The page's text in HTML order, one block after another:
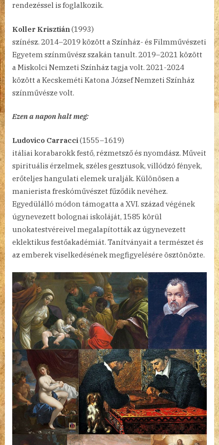
rendezéssel is foglalkozik.
Koller Krisztián (1993)
színész. 2014–2019 között a Színház- és Filmművészeti
Egyetem színművész szakán tanult. 2019–2021 között
a Miskolci Nemzeti Színház tagja volt. 2021-2024
között a Kecskeméti Katona József Nemzeti Színház
színművésze volt.
Ezen a napon halt meg:
Ludovico Carracci (1555–1619)
itáliai korabarokk festő, rézmetsző és nyomdász. Műveit
spirituális érzelmek, széles gesztusok, villódzó fények,
erőteljes hangulati elemek uralják. Különösen a
manierista freskóművészet fűződik nevéhez.
Egyedülálló módon támogatta a XVI. század végének
úgynevezett bolognai iskoláját, 1585 körül
unokatestvéreivel megalapították az úgynevezett
eklektikus festőakadémiát. Tanítványait a természet és
az emberek viselkedésének megfigyelésére ösztönözte.